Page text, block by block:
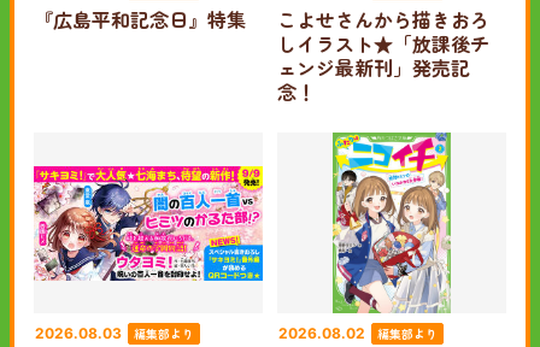
『広島平和記念日』特集
こよせさんから描きおろ
しイラスト★「放課後チ
ェンジ最新刊」発売記
念！
2026.08.03 編集部より 2026.08.02 編集部より